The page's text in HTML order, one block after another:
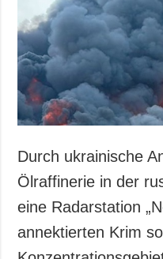
Durch ukrainische
Ölraffinerie in der
eine Radarstation
annektierten Krim